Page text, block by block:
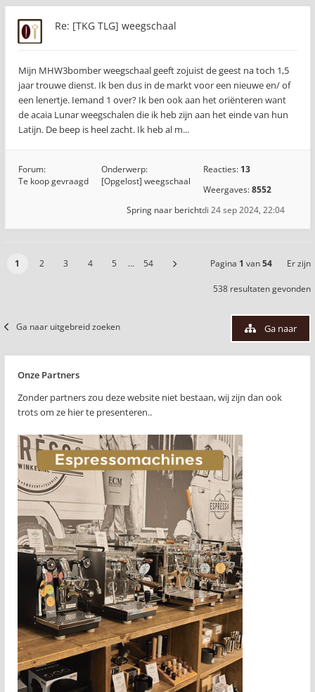
Re: [TKG TLG] weegschaal
Mijn MHW3bomber weegschaal geeft zojuist de geest na toch 1,5
jaar trouwe dienst. Ik ben dus in de markt voor een nieuwe en/ of
een lenertje. Iemand 1 over? Ik ben ook aan het oriënteren want
de acaia Lunar weegschalen die ik heb zijn aan het einde van hun
Latijn. De beep is heel zacht. Ik heb al m...
Forum:
Te koop gevraagd
Onderwerp:
[Opgelost] weegschaal
Reacties: 13
Weergaves:8552
di 24 sep 2024, 22:04
Spring naar bericht
1 2 3 4 5 … 54 Pagina 1 van54 Er zijn
538 resultaten gevonden
Ga naar uitgebreid zoeken Ga naar
Onze Partners
Zonder partners zou deze website niet bestaan, wij zijn dan ook
trots om ze hier te presenteren..